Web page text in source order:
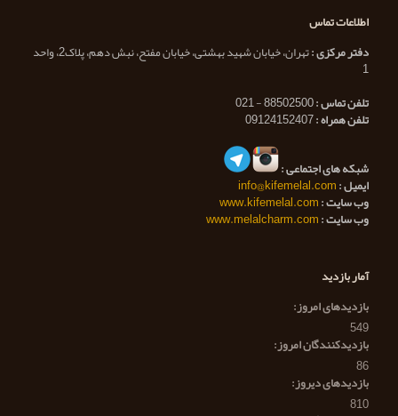
اطلاعات تماس
دفتر مرکزی :
تهران، خیابان شهید بهشتی، خیابان مفتح، نبش دهم، پلاک2، واحد
1
تلفن تماس :
تلفن همراه :
شبکه های اجتماعی :
ایمیل :info@kifemelal.com
وب سایت :www.kifemelal.com
وب سایت :www.melalcharm.com
آمار بازدید
بازدیدهای امروز:
549
بازدیدکنندگان امروز:
86
بازدیدهای دیروز:
810